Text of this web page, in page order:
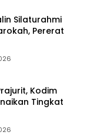
Silaturahmi
Pererat
Kodim
Tingkat